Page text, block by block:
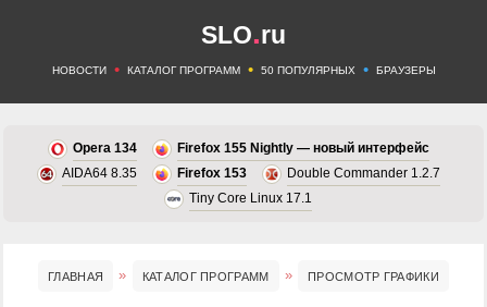
SLO.ru
НОВОСТИ • КАТАЛОГ ПРОГРАММ • 50 ПОПУЛЯРНЫХ • БРАУЗЕРЫ
Opera 134
Firefox 155 Nightly — новый интерфейс
AIDA64 8.35
Firefox 153
Double Commander 1.2.7
Tiny Core Linux 17.1
ГЛАВНАЯ КАТАЛОГ ПРОГРАММ ПРОСМОТР ГРАФИКИ